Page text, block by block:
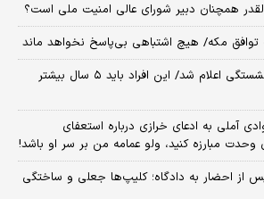
همچنان دبیر شورای ‌عالی امنیت ملی است؟
توافق مکه/ هیچ اشتباهی بی‌پاسخ نخواهد ماند
جزئیات صدور احکام بازنشستگی اعلام شد/ این افراد باید ۵ سال بیشتر
آملی به ادعای خرازی درباره استعفای
وحدت مبارزه کنید، ولو عمامه من بر سر او باشد!
از احضار به دادگاه؛ کلیپ‌ها جعلی و ساختگی